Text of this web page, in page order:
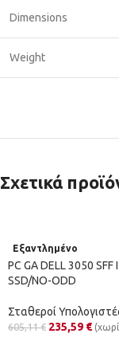
Dimensions
Weight
Σχετικά
Εξαντλημένο
PC GA DELL 3050
SSD/NO-ODD
Σταθεροί
605,11€ 235,59 €